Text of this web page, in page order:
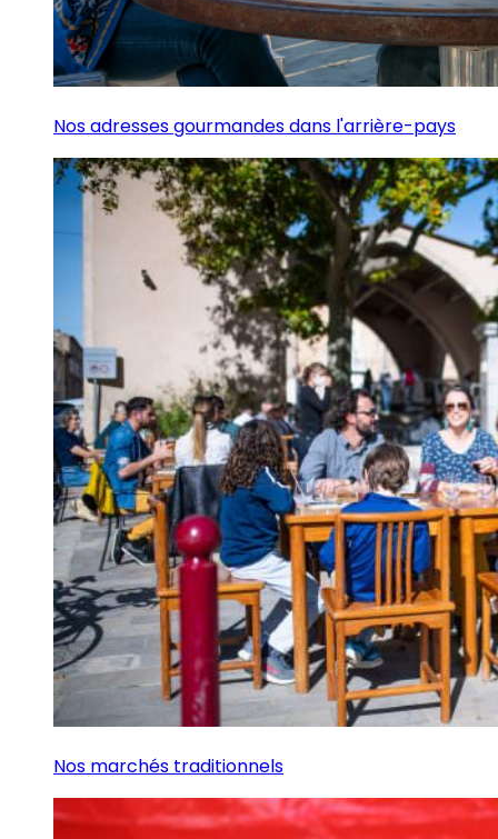
Nos adresses gourmandes dans l'arrière-pays
Nos marchés traditionnels